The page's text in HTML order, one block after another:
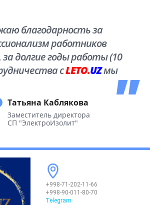
благодарность за
работников
долгие годы работы (10
сLETO.UZмы
Родины.
Татьяна Каблякова
Заместитель директора
СП "ЭлектроИзолит"
+998-71-202-11-66
+998-90-011-80-70
Telegram